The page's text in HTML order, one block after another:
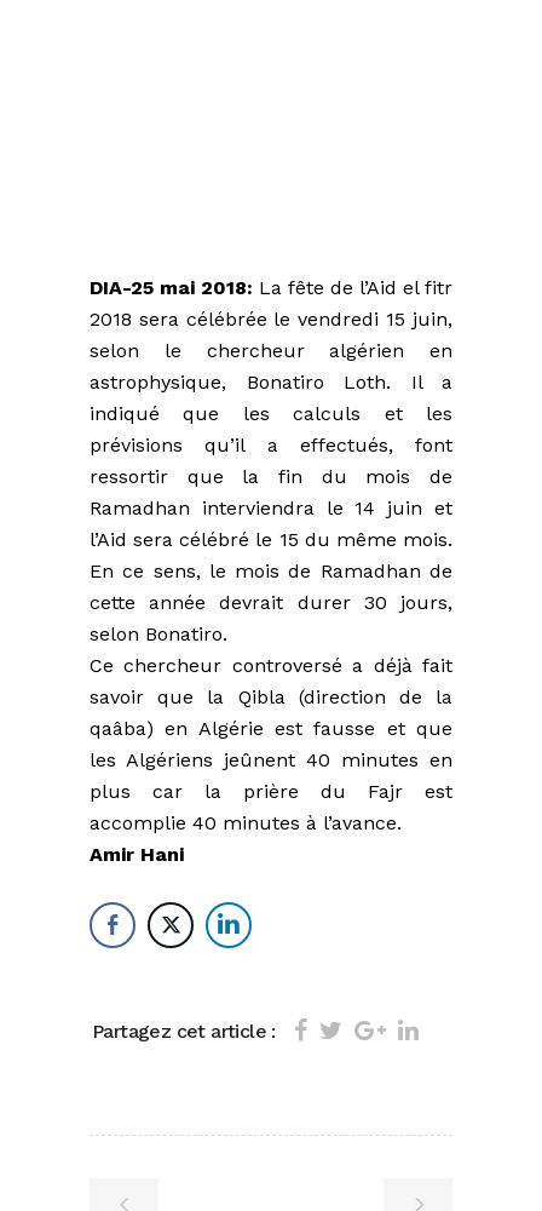
DIA-25 mai 2018: La fête de l’Aid el fitr
2018 sera célébrée le vendredi 15 juin,
selon le chercheur algérien en
astrophysique, Bonatiro Loth. Il a
indiqué que les calculs et les
prévisions qu’il a effectués, font
ressortir que la fin du mois de
Ramadhan interviendra le 14 juin et
l’Aid sera célébré le 15 du même mois.
En ce sens, le mois de Ramadhan de
cette année devrait durer 30 jours,
selon Bonatiro.
Ce chercheur controversé a déjà fait
savoir que la Qibla (direction de la
qaâba) en Algérie est fausse et que
les Algériens jeûnent 40 minutes en
plus car la prière du Fajr est
accomplie 40 minutes à l’avance.
Amir Hani
Partagez cet article :